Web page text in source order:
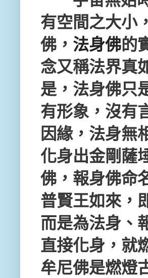
有空間之大小
佛， 法身佛的
念又稱法界真
是，法身佛只
有形象，沒有
因緣，法身無
化身出金剛薩
佛，報身佛命
普賢王如來，
而是為法身、
直接化身，就
牟尼佛是燃燈